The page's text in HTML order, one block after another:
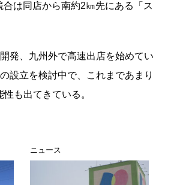
は同店から南約2㎞先にある「ス
発、九州外で高速出店を始めてい
設立を検討中で、これまであまり
も出てきている。
ニュース